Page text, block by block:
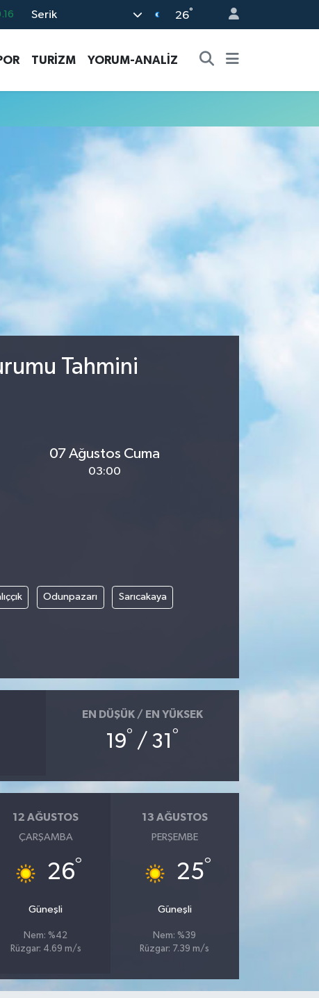
Serik 26°
TURİZM YORUM-ANALİZ
Tahmini
07 Ağustos Cuma
03:00
Odunpazarı Sarıcakaya
EN DÜŞÜK / EN YÜKSEK
19° / 31 °
12 AĞUSTOS
ÇARŞAMBA
26°
Güneşli
Nem: %42
Rüzgar: 4.69 m/s
13 AĞUSTOS
PERŞEMBE
25°
Güneşli
Nem: %39
Rüzgar: 7.39 m/s